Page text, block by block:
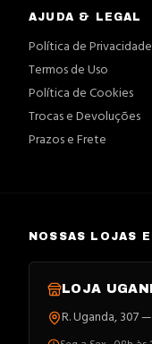
AJUDA & LEGAL
Política de Privacidade
Termos de Uso
Política de Cookies
Trocas e Devoluções
Prazos e Frete
NOSSAS LOJAS
LOJA
R. Uganda, 307